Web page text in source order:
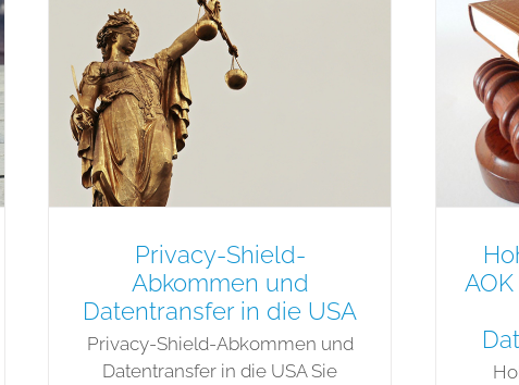
Privacy-Shield-
Abkommen und
Datentransfer in die USA
Privacy-Shield-Abkommen und
Datentransfer in die USA Sie